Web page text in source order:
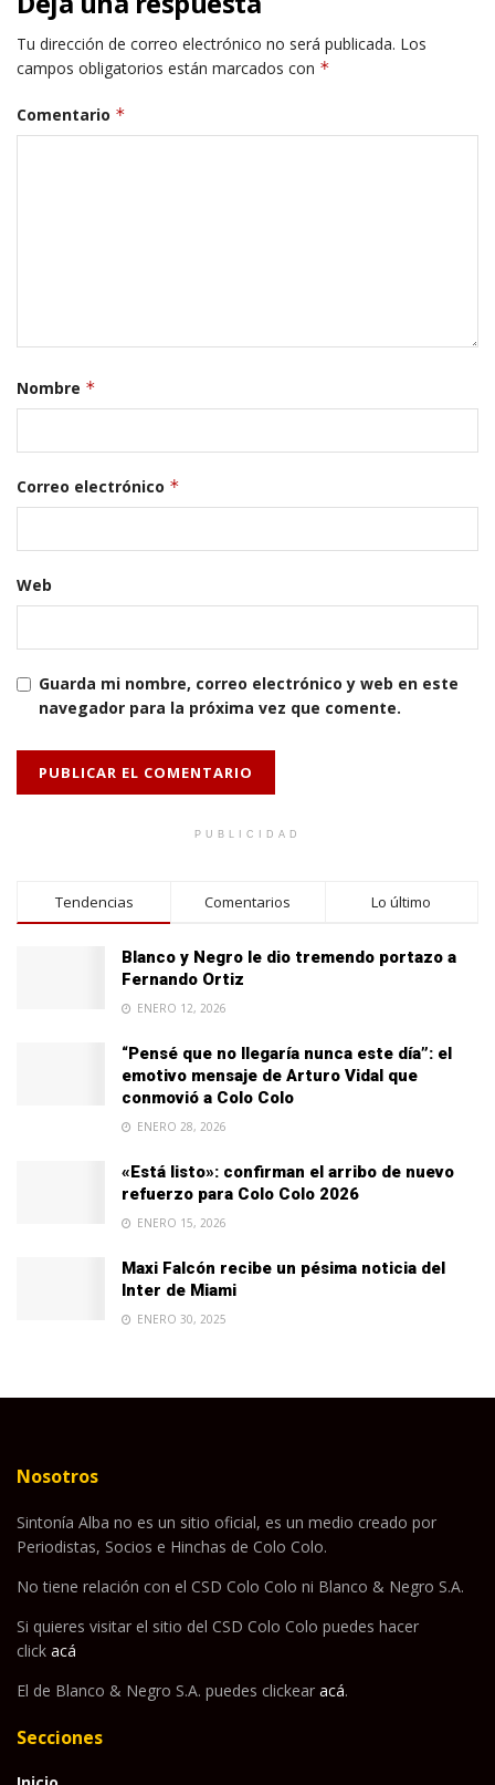
Tu dirección de correo electrónico no será publicada. Los
campos obligatorios están marcados con *
Comentario *
Nombre *
Correo electrónico *
Web
Guarda mi nombre, correo electrónico y web en este
navegador para la próxima vez que comente.
PUBLICIDAD
Tendencias Comentarios Lo último
Blanco y Negro le dio tremendo portazo a
Fernando Ortiz
ENERO 12, 2026
“Pensé que no llegaría nunca este día”: el
emotivo mensaje de Arturo Vidal que
conmovió a Colo Colo
ENERO 28, 2026
«Está listo»: confirman el arribo de nuevo
refuerzo para Colo Colo 2026
ENERO 15, 2026
Maxi Falcón recibe un pésima noticia del
Inter de Miami
ENERO 30, 2025
Nosotros
Sintonía Alba no es un sitio oficial, es un medio creado por
Periodistas, Socios e Hinchas de Colo Colo.
No tiene relación con el CSD Colo Colo ni Blanco & Negro S.A.
Si quieres visitar el sitio del CSD Colo Colo puedes hacer
click acá
El de Blanco & Negro S.A. puedes clickear acá.
Secciones